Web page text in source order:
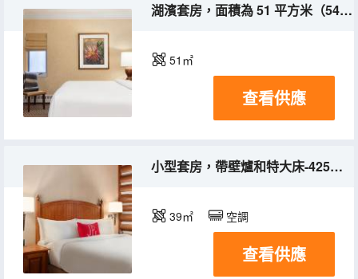
湖濱套房，面積為 51 平方米（545 平方英尺），配備 2 張雙人床和壁爐，設有露台和起居室，可欣賞部分湖景
51㎡
查看供應
小型套房，帶壁爐和特大床-425平方英尺，39平方米，獨立生活區，度假區景觀
39㎡ 空調
查看供應